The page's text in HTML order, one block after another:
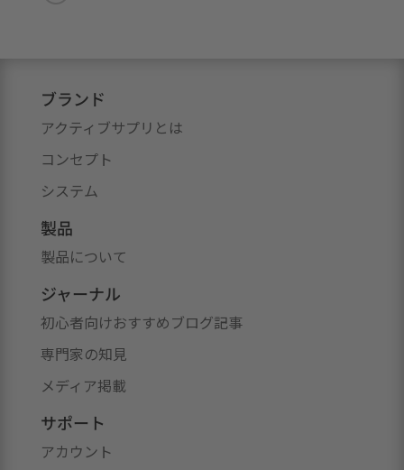
ブランド
アクティブサプリとは
コンセプト
システム
製品
製品について
ジャーナル
初心者向けおすすめブログ記事
専門家の知見
メディア掲載
サポート
アカウント